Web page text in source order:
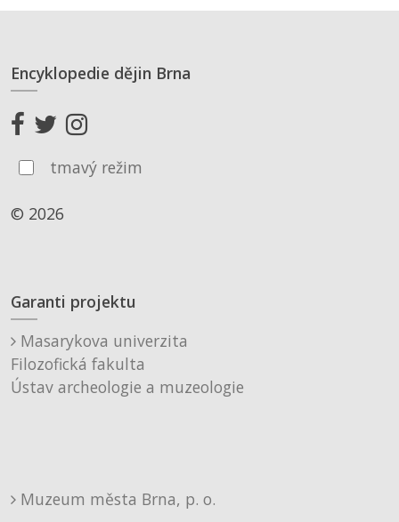
Encyklopedie dějin Brna
tmavý režim
© 2026
Garanti projektu
Masarykova univerzita
Filozofická fakulta
Ústav archeologie a muzeologie
Muzeum města Brna, p. o.